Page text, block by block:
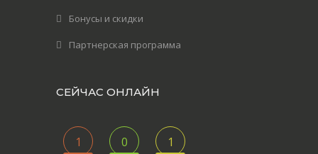
Бонусы и скидки
Партнерская программа
СЕЙЧАС ОНЛАЙН
1 0 1